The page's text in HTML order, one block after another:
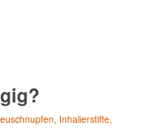
, Inhalierstifte,